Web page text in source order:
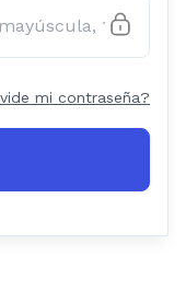
mi contraseña?